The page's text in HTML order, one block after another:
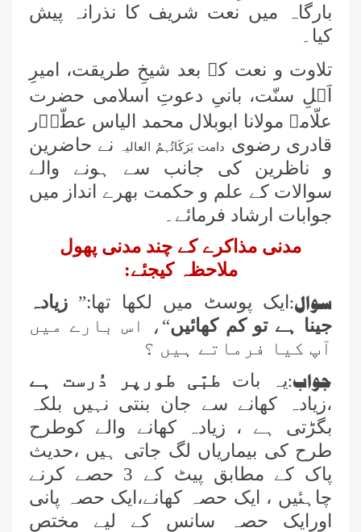
بارگاہ میں نعت شریف کا نذرانہ پیش
کیا۔
تلاوت و نعت کے بعد شیخِ طریقت، امیرِ
اَہلِ سنّت، بانیِ دعوتِ اسلامی حضرت
علّامہ مولانا ابوبلال محمد الیاس عطّاؔر
قادری رضوی
دامت بَرَکَاتُہمُ العالیہ نے حاضرین
و ناظرین کی جانب سے ہونے والے
سوالات کے علم و حکمت بھرے انداز میں
جوابات ارشاد فرمائے۔
مدنی مذاکرے کے چند مدنی پھول
ملاحظہ کیجئے:
سوال: ایک پوسٹ میں لکھا تھا:”زیادہ
جینا ہے تو کم کھائیں“، اس بارے میں
آپ کیا فرماتے ہیں ؟
جواب:یہ بات طبّی طورپر دُرست ہے
،زیادہ کھانے سے جان بنتی نہیں بلکہ
بگڑتی ہے ، زیادہ کھانے والے کوطرح
طرح کی بیماریاں لگ جاتی ہیں ،حدیث
پاک کے مطابق پیٹ کے 3 حصے کرنے
چاہئیں ، ایک حصہ کھانے،ایک حصہ پانی
اورایک حصہ سانس کے لیے مختص